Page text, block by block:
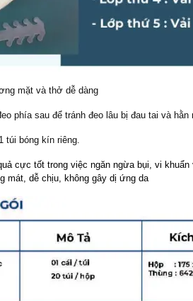
mặt và thở dễ dàng
phía sau để tránh đeo lâu bị đau tai và hằn
túi bóng kín riêng.
cực tốt trong việc ngăn ngừa bụi, vi
mát, dễ chịu, không gây dị ứng da